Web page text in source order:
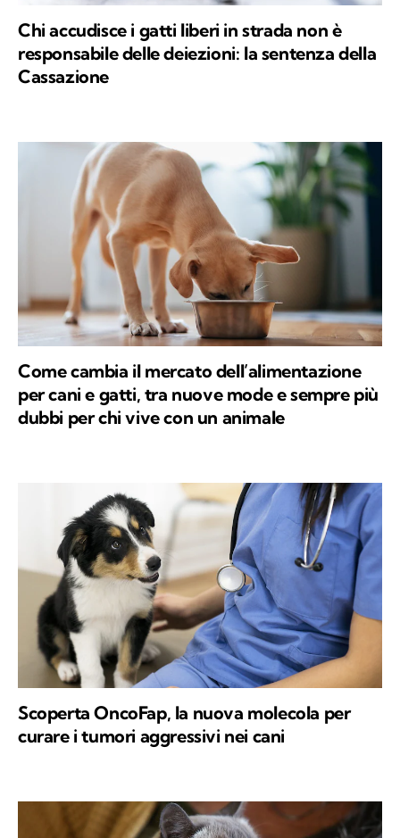
Chi accudisce i gatti liberi in strada non è
responsabile delle deiezioni: la sentenza della
Cassazione
Come cambia il mercato dell’alimentazione
per cani e gatti, tra nuove mode e sempre più
dubbi per chi vive con un animale
Scoperta OncoFap, la nuova molecola per
curare i tumori aggressivi nei cani